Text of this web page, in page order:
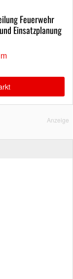
Feuerwehr
Einsatzplanung
Anzeige